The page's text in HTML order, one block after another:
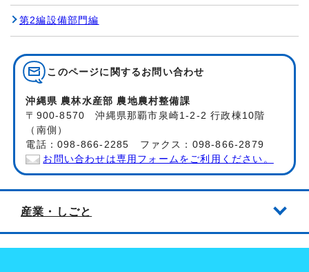
第2編設備部門編
このページに関する お問い合わせ
沖縄県 農林水産部 農地農村整備課
〒900-8570 沖縄県那覇市泉崎1-2-2 行政棟10階
（南側）
電話：098-866-2285 ファクス：098-866-2879
お問い合わせは専用フォームをご利用ください。
産業・しごと